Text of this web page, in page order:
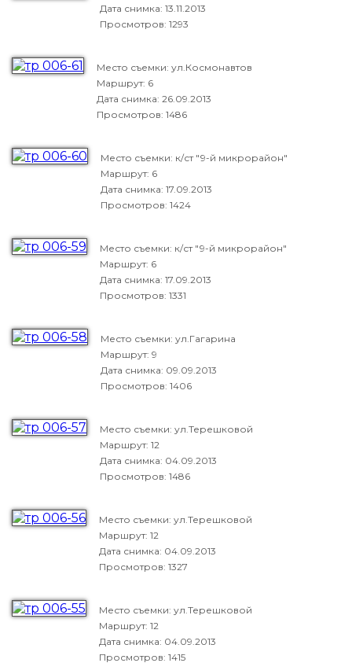
Дата снимка: 13.11.2013
Просмотров: 1293
Место съемки: ул.Космонавтов
Маршрут: 6
Дата снимка: 26.09.2013
Просмотров: 1486
Место съемки: к/ст "9-й микрорайон"
Маршрут: 6
Дата снимка: 17.09.2013
Просмотров: 1424
Место съемки: к/ст "9-й микрорайон"
Маршрут: 6
Дата снимка: 17.09.2013
Просмотров: 1331
Место съемки: ул.Гагарина
Маршрут: 9
Дата снимка: 09.09.2013
Просмотров: 1406
Место съемки: ул.Терешковой
Маршрут: 12
Дата снимка: 04.09.2013
Просмотров: 1486
Место съемки: ул.Терешковой
Маршрут: 12
Дата снимка: 04.09.2013
Просмотров: 1327
Место съемки: ул.Терешковой
Маршрут: 12
Дата снимка: 04.09.2013
Просмотров: 1415